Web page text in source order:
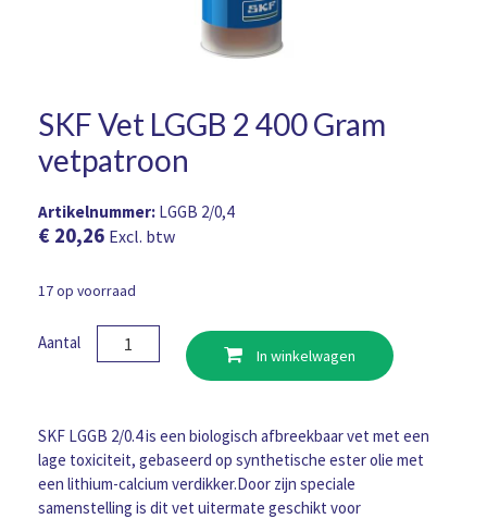
SKF Vet LGGB 2 400 Gram
vetpatroon
Artikelnummer: LGGB 2/0,4
€ 20,26 Excl. btw
17 op voorraad
Aantal
Vet
400
Gram
vetpatroon
aantal
In winkelwagen
SKF LGGB 2/0.4 is een biologisch afbreekbaar vet met een
lage toxiciteit, gebaseerd op synthetische ester olie met
een lithium-calcium verdikker.Door zijn speciale
samenstelling is dit vet uitermate geschikt voor